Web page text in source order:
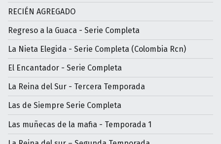
RECIÉN AGREGADO
Regreso a la Guaca - Serie Completa
La Nieta Elegida - Serie Completa (Colombia Rcn)
El Encantador - Serie Completa
La Reina del Sur - Tercera Temporada
Las de Siempre Serie Completa
Las muñecas de la mafia - Temporada 1